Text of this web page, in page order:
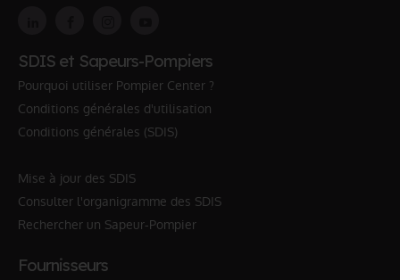
SDIS et Sapeurs-Pompiers
Pourquoi utiliser Pompier Center ?
Conditions générales d'utilisation
Conditions générales (SDIS)
Mise à jour des SDIS
Consulter l'organigramme des SDIS
Rechercher un Sapeur-Pompier
Fournisseurs